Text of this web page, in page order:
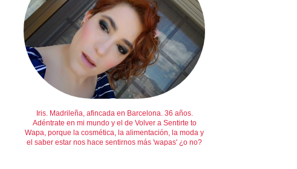
Iris. Madrileña, afincada en Barcelona. 36 años.
Adéntrate en mi mundo y el de Volver a Sentirte to
Wapa, porque la cosmética, la alimentación, la moda y
el saber estar nos hace sentirnos más 'wapas' ¿o no?